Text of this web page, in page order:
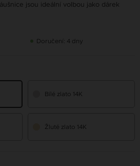
jsou ideální volbou jako dárek
Doručení: 4 dny
Bílé zlato 14K
Žluté zlato 14K